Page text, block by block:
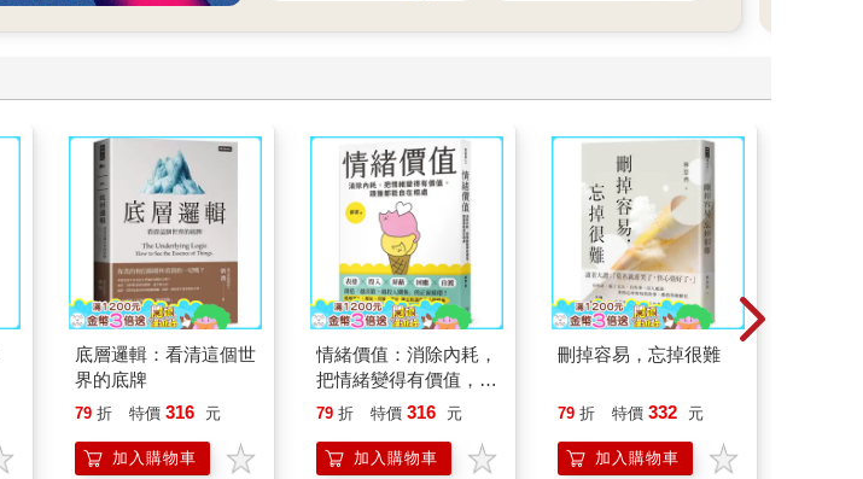
底層邏輯：看清這個世
界的底牌
79 折 特價 316 元
加入購物車
情緒價值：消除內耗，
把情緒變得有價值，跟
誰都能自在相處
79 折 特價 316 元
加入購物車
刪掉容易，忘掉很難
79 折 特價 332 元
加入購物車